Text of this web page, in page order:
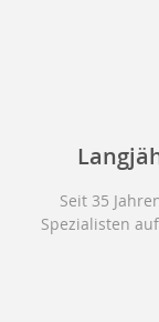
Seit 35
Spezialisten